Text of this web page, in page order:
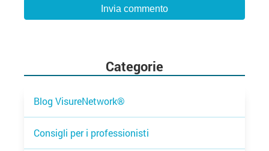
Categorie
Blog VisureNetwork®
Consigli per i professionisti